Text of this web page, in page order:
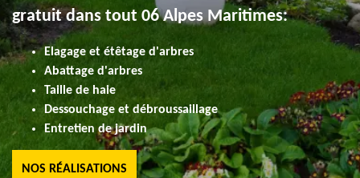
gratuit dans tout 06 Alpes Maritimes:
Elagage et étêtage d'arbres
Abattage d'arbres
Taille de haie
Dessouchage et débroussaillage
Entretien de jardin
NOS RÉALISATIONS